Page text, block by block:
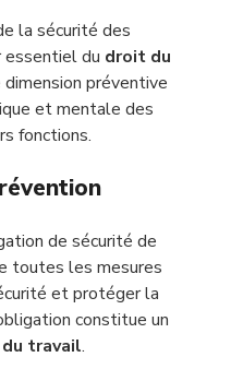
la sécurité des
essentiel du droit du
préventive
et mentale des
fonctions.
de sécurité de
toutes les mesures
et protéger la
constitue un
travail.